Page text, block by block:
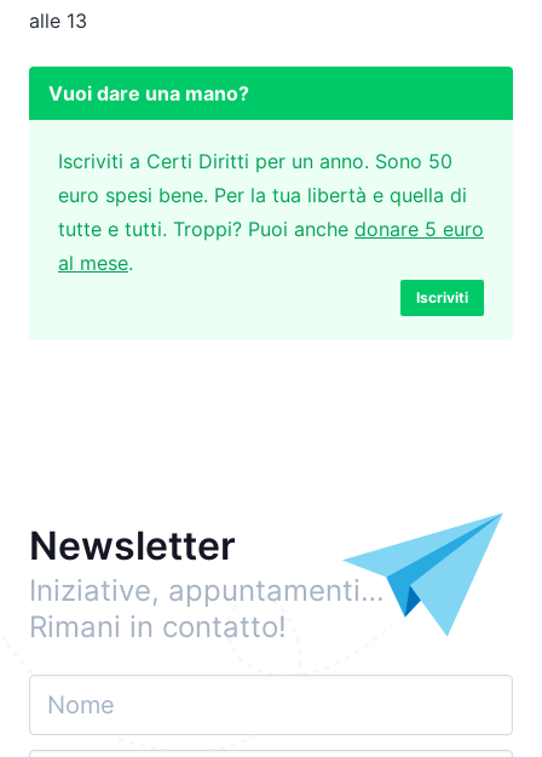
alle 13
Vuoi dare una mano?
Iscriviti a Certi Diritti per un anno. Sono 50
euro spesi bene. Per la tua libertà e quella di
tutte e tutti. Troppi? Puoi anche donare 5 euro
al mese.
Iscriviti
Newsletter
Iniziative, appuntamenti…
Rimani in contatto!